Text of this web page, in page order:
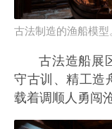
古法制造的渔船模型
古法造船展
守古训、精工造
载着调顺人勇闯